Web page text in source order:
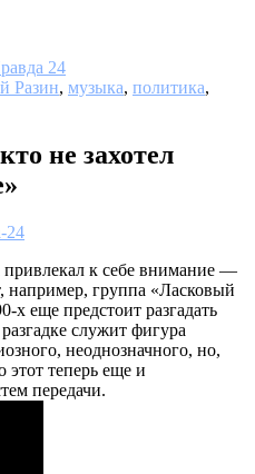
24
Разин, музыка, политика,
не захотел
24
привлекал к себе внимание —
например, группа «Ласковый
х еще предстоит разгадать
служит фигура
неоднозначного, но,
этот теперь еще и
передачи.